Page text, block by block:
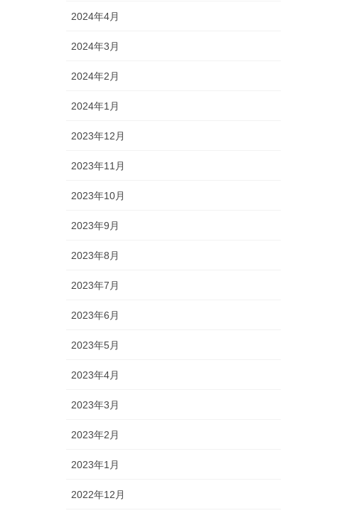
2024年4月
2024年3月
2024年2月
2024年1月
2023年12月
2023年11月
2023年10月
2023年9月
2023年8月
2023年7月
2023年6月
2023年5月
2023年4月
2023年3月
2023年2月
2023年1月
2022年12月